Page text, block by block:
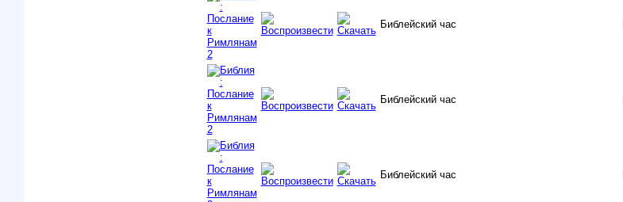
Библейский час
Библейский час
Библейский час